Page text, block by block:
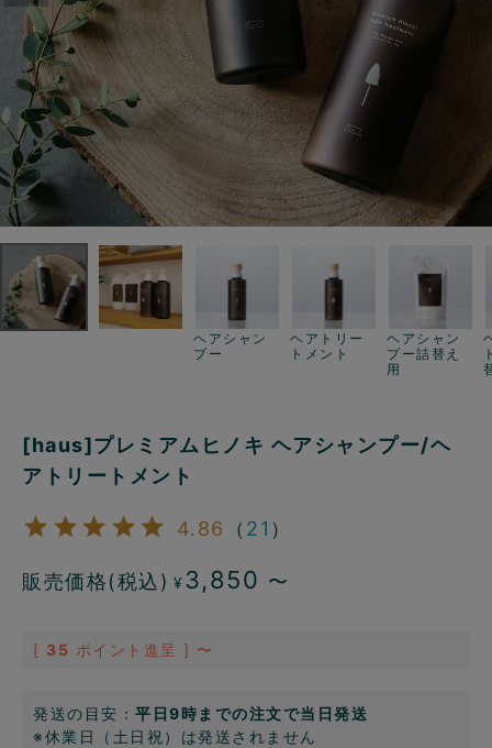
ヘアシャン
プー
ヘアトリー
トメント
ヘアシャン
プー詰替え
用
[haus]プレミアムヒノキ ヘアシャンプー/ヘ
アトリートメント
4.86 （ 21 ）
販売価格(税込) ¥ 3,850 〜
[ 35 ポイント進呈 ] 〜
発送の目安： 平日9時までの注文で当日発送
※休業日（土日祝）は発送されません